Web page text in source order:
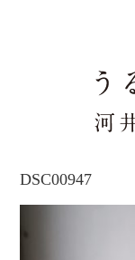
DSC00947